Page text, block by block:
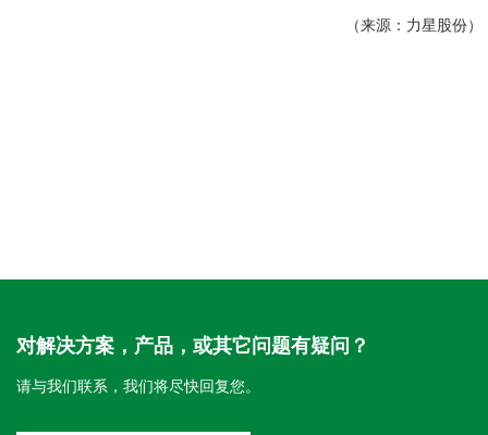
（来源：力星股份）
对解决方案，产品，或其它问题有疑问？
请与我们联系，我们将尽快回复您。